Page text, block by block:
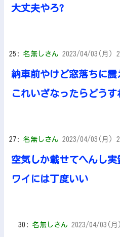
大丈夫やろ?
25: 名無しさん 2023/04/03(月)
納車前やけど窓落ちに震
これいざなったらどう
27: 名無しさん 2023/04/03(月)
空気しか載せてへんし
ワイには丁度いい
30: 名無しさん 2023/04/03(月